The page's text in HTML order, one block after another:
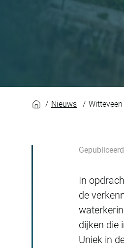
Nieuws
In
de
dijken die
Uniek in